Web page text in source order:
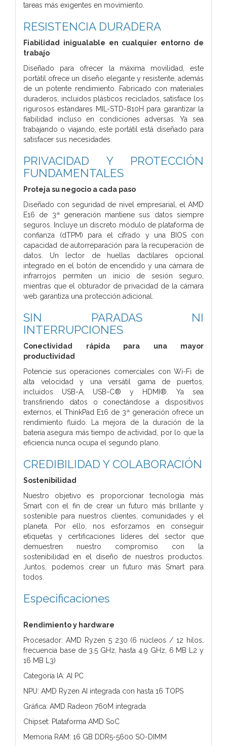
tareas más exigentes en movimiento.
RESISTENCIA DURADERA
Fiabilidad inigualable en cualquier entorno de
trabajo
Diseñado para ofrecer la máxima movilidad, este
portátil ofrece un diseño elegante y resistente, además
de un potente rendimiento. Fabricado con materiales
duraderos, incluidos plásticos reciclados, satisface los
rigurosos estándares MIL-STD-810H para garantizar la
fiabilidad incluso en condiciones adversas. Ya sea
trabajando o viajando, este portátil está diseñado para
satisfacer sus necesidades.
PRIVACIDAD Y PROTECCIÓN
FUNDAMENTALES
Proteja su negocio a cada paso
Diseñado con seguridad de nivel empresarial, el AMD
E16 de 3ª generación mantiene sus datos siempre
seguros. Incluye un discreto módulo de plataforma de
confianza (dTPM) para el cifrado y una BIOS con
capacidad de autorreparación para la recuperación de
datos. Un lector de huellas dactilares opcional
integrado en el botón de encendido y una cámara de
infrarrojos permiten un inicio de sesión seguro,
mientras que el obturador de privacidad de la cámara
web garantiza una protección adicional.
SIN PARADAS NI
INTERRUPCIONES
Conectividad rápida para una mayor
productividad
Potencie sus operaciones comerciales con Wi-Fi de
alta velocidad y una versátil gama de puertos,
incluidos USB-A, USB-C® y HDMI®. Ya sea
transfiriendo datos o conectándose a dispositivos
externos, el ThinkPad E16 de 3ª generación ofrece un
rendimiento fluido. La mejora de la duración de la
batería asegura más tiempo de actividad, por lo que la
eficiencia nunca ocupa el segundo plano.
CREDIBILIDAD Y COLABORACIÓN
Sostenibilidad
Nuestro objetivo es proporcionar tecnología más
Smart con el fin de crear un futuro más brillante y
sostenible para nuestros clientes, comunidades y el
planeta. Por ello, nos esforzamos en conseguir
etiquetas y certificaciones líderes del sector que
demuestren nuestro compromiso con la
sostenibilidad en el diseño de nuestros productos.
Juntos, podemos crear un futuro más Smart para
todos.
Especificaciones
Rendimiento y hardware
Procesador: AMD Ryzen 5 230 (6 núcleos / 12 hilos,
frecuencia base de 3.5 GHz, hasta 4.9 GHz, 6 MB L2 y
16 MB L3)
Categoría IA: AI PC
NPU: AMD Ryzen AI integrada con hasta 16 TOPS
Gráfica: AMD Radeon 760M integrada
Chipset: Plataforma AMD SoC
Memoria RAM: 16 GB DDR5-5600 SO-DIMM